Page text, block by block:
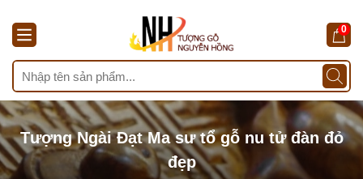
0
Tượng Ngài Đạt Ma sư tổ gỗ nu tử đàn đỏ
đẹp